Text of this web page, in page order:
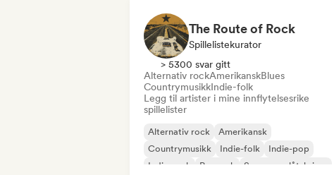
The Route of Rock
Spillelistekurator
> 5300 svar gitt
Alternativ rockAmerikanskBlues
CountrymusikkIndie-folk
Legg til artister i mine innflytelsesrike
spillelister
Alternativ rock
Amerikansk
Countrymusikk
Indie-folk
Indie-pop
Indie-rock
Poprock Sanger og låtskriver